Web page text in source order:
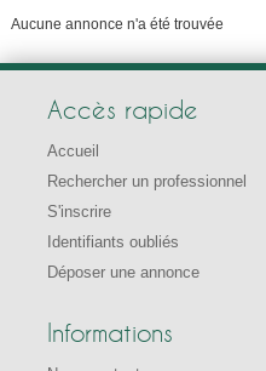
Aucune annonce n'a été trouvée
Accès rapide
Accueil
Rechercher un professionnel
S'inscrire
Identifiants oubliés
Déposer une annonce
Informations